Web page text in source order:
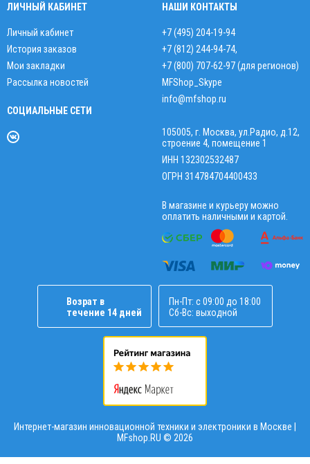
ЛИЧНЫЙ КАБИНЕТ
Личный кабинет
История заказов
Мои закладки
Рассылка новостей
СОЦИАЛЬНЫЕ СЕТИ
НАШИ КОНТАКТЫ
+7 (495) 204-19-94
+7 (812) 244-94-74,
+7 (800) 707-62-97 (для регионов)
MFShop_Skype
info@mfshop.ru
105005, г. Москва, ул.Радио, д.12,
строение 4, помещение 1
ИНН 132302532487
ОГРН 314784704400433
В магазине и курьеру можно
оплатить наличными и картой.
Возрат в
течение 14 дней
Пн-Пт: с 09:00 до 18:00
Сб-Вс: выходной
Интернет-магазин инновационной техники и электроники в Москве |
MFshop.RU © 2026